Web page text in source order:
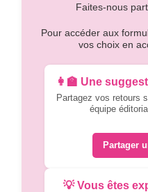
Faites-nous
Pour accéder aux
vos choix en
👩‍🏫 Une
Partagez vos retours
équipe
Partager
💡 Vous êtes